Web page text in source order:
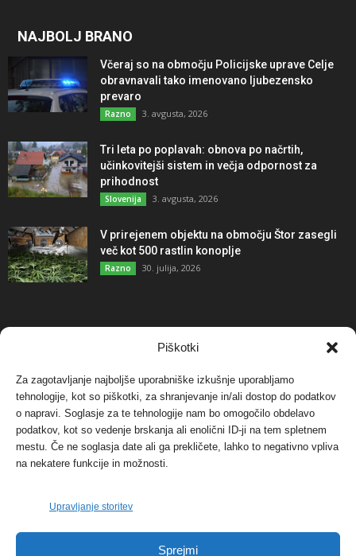
Piškotki
Za zagotavljanje najboljše uporabniške izkušnje uporabljamo
tehnologije, kot so piškotki, za shranjevanje in/ali dostop do podatkov
o napravi. Soglasje za te tehnologije nam bo omogočilo obdelavo
podatkov, kot so vedenje brskanja ali enolični ID-ji na tem spletnem
mestu. Če ne soglasja date ali ga prekličete, lahko to negativno vpliva
na nekatere funkcije in možnosti.
Upravljanje storitev
Sprejmi
NAJBOLJ BRANO
Včeraj so na območju Policijske uprave Celje
obravnavali tako imenovano ljubezensko
prevaro
Razno 3. avgusta, 2026
Tri leta po poplavah: obnova po načrtih,
učinkovitejši sistem in večja odpornost za
prihodnost
Slovenija 3. avgusta, 2026
V prirejenem objektu na območju Štor zasegli
več kot 500 rastlin konoplje
Razno 30. julija, 2026
NAJBOLJ KOMENTIRANO
Protest proti vetrnim elektrarnam na Ojstrici, v
svetu pa vedno bolj...
Dogodki 12. maja, 2017
Tožilstvo v Celovcu v korist elektrarnam
Verbund
FOTO: Razstava cvetličarskega mojstra Andreja